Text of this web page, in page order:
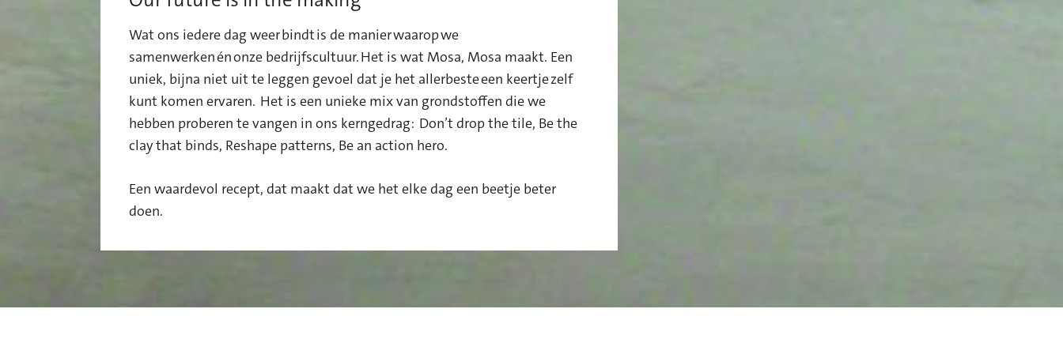
Wat ons iedere dag weer bindt is de manier waarop we
samenwerkenénonze bedrijfscultuur. Het is wat Mosa, Mosa maakt. Een
uniek, bijna niet uit te leggen gevoel dat je het allerbeste een keertje zelf
kunt komen ervaren. Het is een unieke mix van grondstoffen die we
hebben proberen te vangen in ons kerngedrag: Don’t drop the tile, Be the
clay that binds, Reshape patterns, Be an action hero.
Een waardevol recept, dat maakt dat we het elke dag een beetje beter
doen.